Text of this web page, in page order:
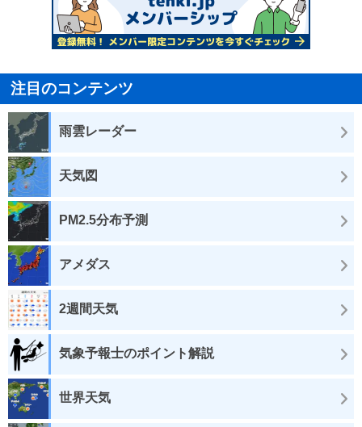
注目のコンテンツ
雨雲レーダー
天気図
PM2.5分布予測
アメダス
2週間天気
気象予報士のポイント解説
世界天気